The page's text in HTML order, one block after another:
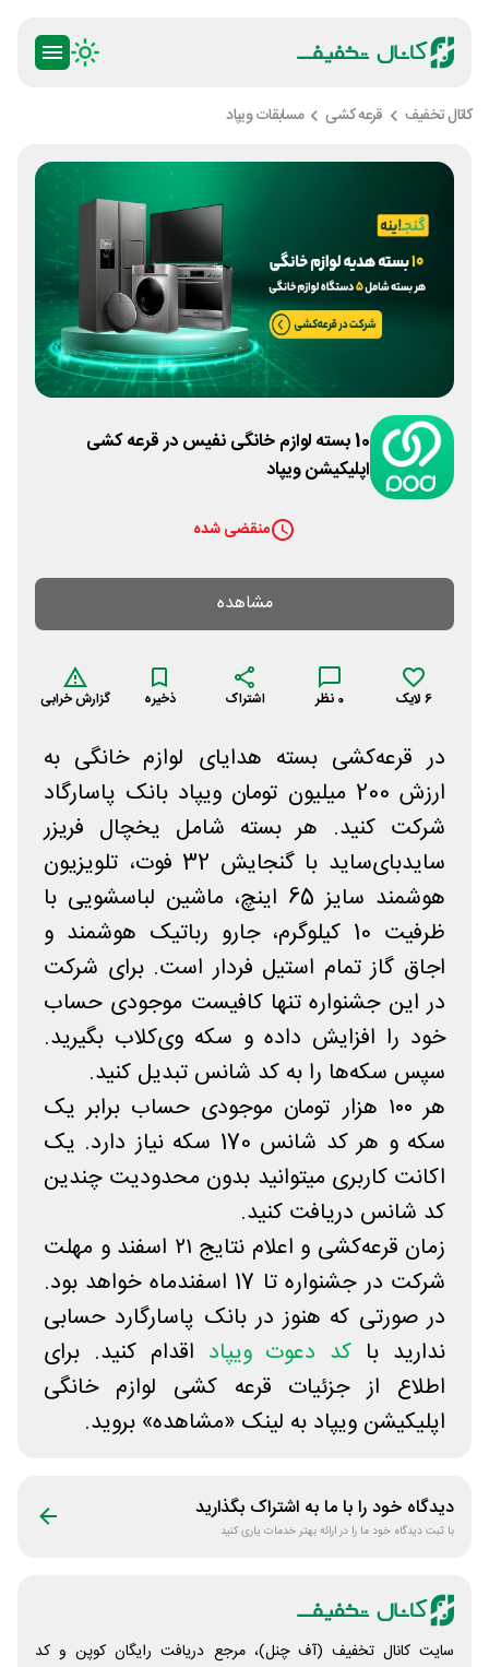
کانال تخفیف قرعه کشی مسابقات ویپاد
10 بسته لوازم خانگی نفیس در قرعه کشی
اپلیکیشن ویپاد
منقضی شده
مشاهده
6 لایک 0 نظر اشتراک ذخیره گزارش خرابی
در قرعه‌کشی بسته هدایای لوازم خانگی به
ارزش 200 میلیون تومان ویپاد بانک پاسارگاد
شرکت کنید. هر بسته شامل یخچال فریزر
ساید‌بای‌ساید با گنجایش 32 فوت، تلویزیون
هوشمند سایز 65 اینچ، ماشین لباسشویی با
ظرفیت 10 کیلوگرم، جارو رباتیک هوشمند و
اجاق گاز تمام استیل فر‌دار است. برای شرکت
در این جشنواره تنها کافیست موجودی حساب
خود را افزایش داده و سکه وی‌کلاب بگیرید.
سپس سکه‌ها را به کد شانس تبدیل کنید.
هر ۱۰۰ هزار تومان موجودی حساب برابر یک
سکه و هر کد شانس 170 سکه نیاز دارد. یک
اکانت کاربری میتوانید بدون محدودیت چندین
کد شانس دریافت کنید.
زمان قرعه‌کشی و اعلام نتایج ۲۱ اسفند‌ و مهلت
شرکت در جشنواره تا 17 اسفندماه خواهد بود.
در صورتی که هنوز در بانک پاسارگارد حسابی
ندارید با کد دعوت ویپاد اقدام کنید. برای
اطلاع از جزئیات قرعه کشی لوازم خانگی
اپلیکیشن ویپاد به لینک «مشاهده» بروید.
دیدگاه خود را با ما به اشتراک بگذارید
با ثبت دیدگاه خود ما را در ارائه بهتر خدمات یاری کنید
سایت کانال تخفیف (آف چنل)، مرجع دریافت رایگان کوپن و کد